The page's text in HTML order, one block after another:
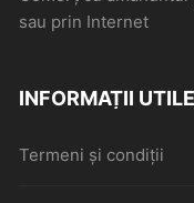
sau prin Internet
INFORMAȚII UTILE
Termeni și condiții